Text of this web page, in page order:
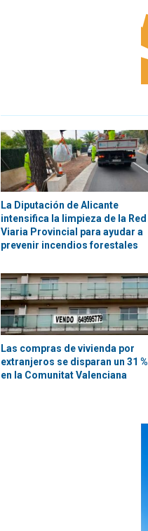
La Diputación de Alicante
intensifica la limpieza de la Red
Viaria Provincial para ayudar a
prevenir incendios forestales
Las compras de vivienda por
extranjeros se disparan un 31 %
en la Comunitat Valenciana